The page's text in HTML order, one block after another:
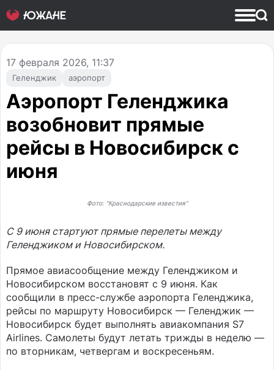
Геленджик аэропорт
17 февраля 2026, 11:37
Аэропорт Геленджика
возобновит прямые
рейсы в Новосибирск с
июня
Фото: "Краснодарские известия"
С 9 июня стартуют прямые перелеты между
Геленджиком и Новосибирском.
Прямое авиасообщение между Геленджиком и
Новосибирском восстановят с 9 июня. Как
сообщили в пресс-службе аэропорта Геленджика,
рейсы по маршруту Новосибирск — Геленджик —
Новосибирск будет выполнять авиакомпания S7
Airlines. Самолеты будут летать трижды в неделю —
по вторникам, четвергам и воскресеньям.